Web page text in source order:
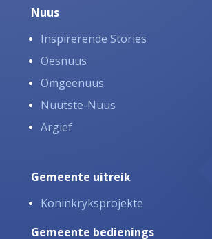
Nuus
Inspirerende Stories
Oesnuus
Omgeenuus
Nuutste-Nuus
Argief
Gemeente uitreik
Koninkryksprojekte
Gemeente bedienings